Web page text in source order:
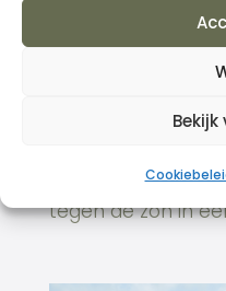
Bij LuxxOut
wind- en
passen bij
diverse stijlen en
stijlvolle en
tegen de zon in